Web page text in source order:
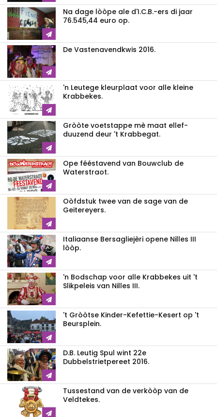
Na dage lòòpe ale d'I.C.B.-ers di jaar
76.545,44 euro op.
De Vastenavendkwis 2016.
'n Leutege kleurplaat voor alle kleine
Krabbekes.
Gròòte voetstappe mè maat ellef-
duuzend deur 't Krabbegat.
Ope fééstavend van Bouwclub de
Waterstraot.
Oòfdstuk twee van de sage van de
Geitereyers.
Italiaanse Bersagliejèri opene Nilles III
lòòp.
'n Bodschap voor alle Krabbekes uit 't
Slikpeleis van Nilles III.
't Gròòtse Kinder-Kefettie-Kesert op 't
Beursplein.
D.B. Leutig Spul wint 22e
Dubbelstrietpereet 2016.
Tussestand van de verkòòp van de
Veldtekes.